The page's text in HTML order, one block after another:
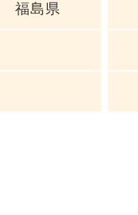
福島県